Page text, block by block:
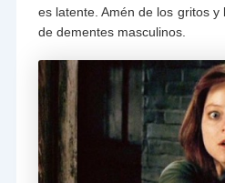
es latente. Amén de los gritos
de dementes masculinos.